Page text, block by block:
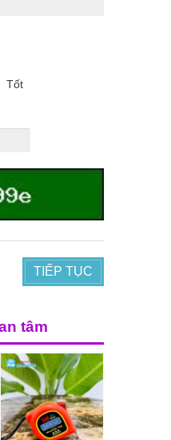
Tốt
TIẾP TỤC
tâm